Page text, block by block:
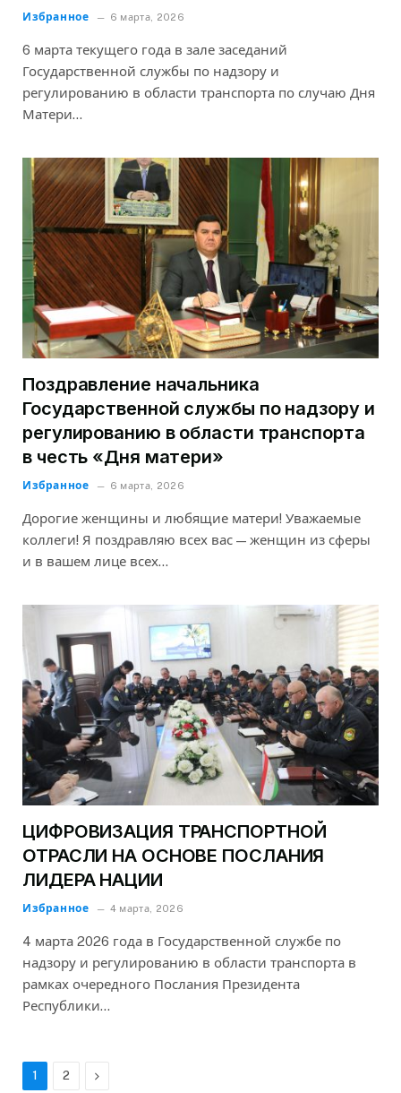
Избранное 6 марта, 2026
6 марта текущего года в зале заседаний
Государственной службы по надзору и
регулированию в области транспорта по случаю Дня
Матери…
Поздравление начальника
Государственной службы по надзору и
регулированию в области транспорта
в честь «Дня матери»
Избранное 6 марта, 2026
Дорогие женщины и любящие матери! Уважаемые
коллеги! Я поздравляю всех вас — женщин из сферы
и в вашем лице всех…
ЦИФРОВИЗАЦИЯ ТРАНСПОРТНОЙ
ОТРАСЛИ НА ОСНОВЕ ПОСЛАНИЯ
ЛИДЕРА НАЦИИ
Избранное 4 марта, 2026
4 марта 2026 года в Государственной службе по
надзору и регулированию в области транспорта в
рамках очередного Послания Президента
Республики…
1 2 Next